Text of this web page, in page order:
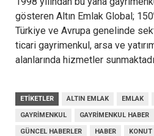
gösteren Altın Emlak Global;
Türkiye ve Avrupa genelinde
ticari gayrimenkul, arsa ve
alanlarında hizmetler
ETIKETLER ALTIN EMLAK EMLAK
GAYRIMENKUL GAYRIMENKUL HABER
GÜNCEL HABERLER HABER KONUT